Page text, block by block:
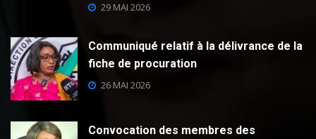
29 MAI 2026
Communiqué relatif à la délivrance de la
fiche de procuration
26 MAI 2026
Convocation des membres des